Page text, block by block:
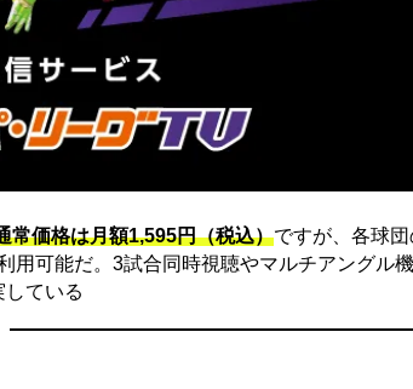
常価格は月額1,595円（税込）ですが、各球
用可能だ。3試合同時視聴やマルチアングル
している